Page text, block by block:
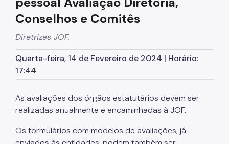
Cadastro de Contribuintes Mobiliários (CCM)
Cadastro de Prestadores de Outros Municípios
Cadastro Informativo Municipal (CADIN)
Consulta Empenhos e Pagamentos
Conselhos e Comitês
Diretrizes JOF.
Quarta-feira, 14 de Fevereiro de 2024 | Horário:
17:44
As avaliações dos órgãos estatutários devem ser
realizadas anualmente e encaminhadas à JOF.
Os formulários com modelos de avaliações, já